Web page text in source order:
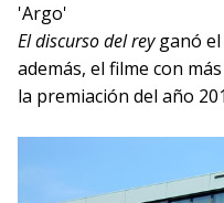
'Argo'
El discurso del reyganó el
además, el filme con
la premiación del año